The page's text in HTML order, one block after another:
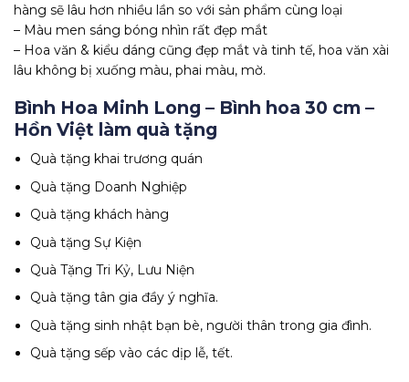
hàng sẽ lâu hơn nhiều lần so với sản phẩm cùng loại
– Màu men sáng bóng nhìn rất đẹp mắt
– Hoa văn & kiểu dáng cũng đẹp mắt và tinh tế, hoa văn xài
lâu không bị xuống màu, phai màu, mờ.
Bình Hoa Minh Long – Bình hoa 30 cm –
Hồn Việt làm quà tặng
Quà tặng khai trương quán
Quà tặng Doanh Nghiệp
Quà tặng khách hàng
Quà tặng Sự Kiện
Quà Tặng Tri Kỷ, Lưu Niện
Quà tặng tân gia đầy ý nghĩa.
Quà tặng sinh nhật bạn bè, người thân trong gia đình.
Quà tặng sếp vào các dịp lễ, tết.